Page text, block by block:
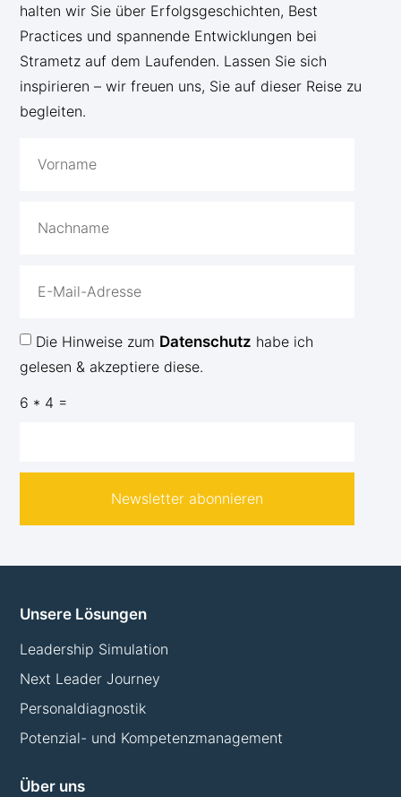
halten wir Sie über Erfolgsgeschichten, Best
Practices und spannende Entwicklungen bei
Strametz auf dem Laufenden. Lassen Sie sich
inspirieren – wir freuen uns, Sie auf dieser Reise zu
begleiten.
Die Hinweise zum Datenschutz habe ich
gelesen & akzeptiere diese.
6 * 4 =
Newsletter abonnieren
Unsere Lösungen
Leadership Simulation
Next Leader Journey
Personaldiagnostik
Potenzial- und Kompetenzmanagement
Über uns